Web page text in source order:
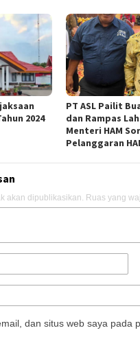
2024
PT ASL Pailit
dan Rampas
Menteri HAM
Pelanggaran
akan dipublikasikan. Ruas yang
dan situs web saya pada